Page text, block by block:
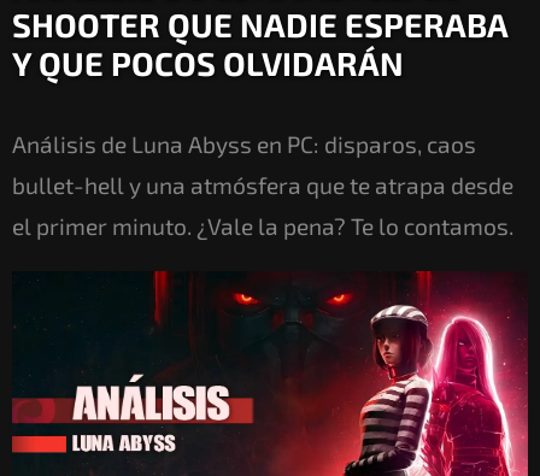
SHOOTER QUE NADIE ESPERABA
Y QUE POCOS OLVIDARÁN
Análisis de Luna Abyss en PC: disparos, caos
bullet-hell y una atmósfera que te atrapa desde
el primer minuto. ¿Vale la pena? Te lo contamos.